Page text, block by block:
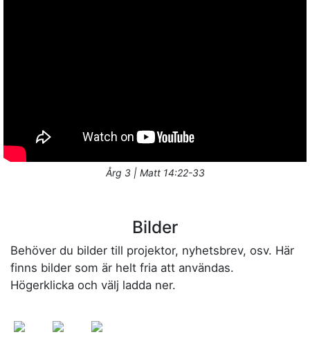
Årg 3 | Matt 14:22-33
Bilder
Behöver du bilder till projektor, nyhetsbrev, osv. Här
finns bilder som är helt fria att användas.
Högerklicka och välj ladda ner.